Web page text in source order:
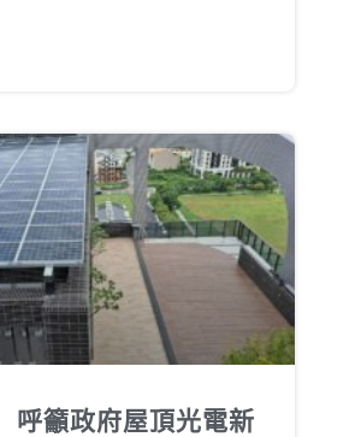
呼籲政府屋頂光電新